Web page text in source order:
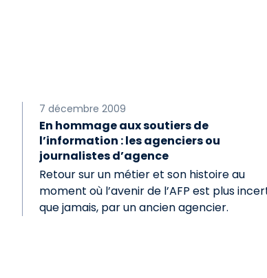
7 décembre 2009
En hommage aux soutiers de
l’information : les agenciers ou
journalistes d’agence
Retour sur un métier et son histoire au
moment où l’avenir de l’AFP est plus
que jamais, par un ancien agencier.